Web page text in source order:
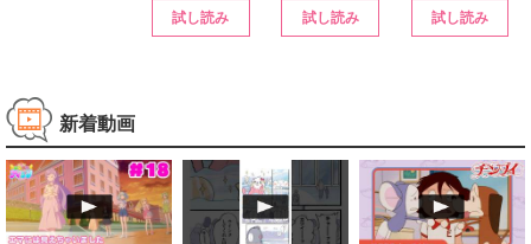
試し読み 試し読み 試し読み
新着動画